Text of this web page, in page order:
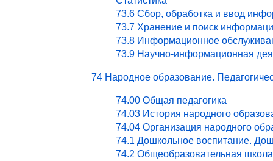
73.6 Сбор, обработка и ввод
73.7 Хранение и поиск
73.8 Информационное
73.9 Научно-информационная
74 Народное образование.
74.00 Общая педагогика
74.03 История народного
74.04 Организация народного
74.1 Дошкольное воспитание.
74.2 Общеобразовательная